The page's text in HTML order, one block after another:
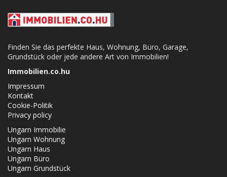
Finden Sie das perfekte Haus, Wohnung, Büro, Garage,
Grundstück oder jede andere Art von Immobilien!
Immobilien.co.hu
Impressum
Kontakt
Cookie-Politik
Privacy policy
Ungarn Immobilie
Ungarn Wohnung
Ungarn Haus
Ungarn Büro
Ungarn Grundstück